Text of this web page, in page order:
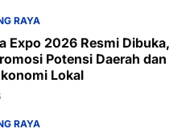
RAYA
Expo 2026 Resmi Dibuka,
Potensi Daerah dan
Lokal
RAYA